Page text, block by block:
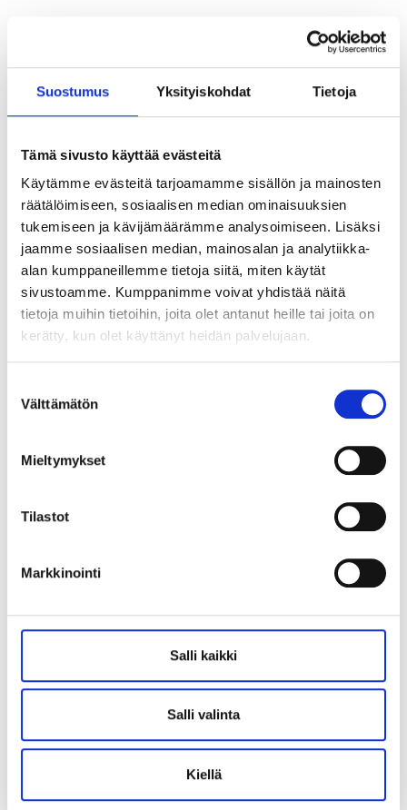
Suostumus Yksityiskohdat Tietoja
Tämä sivusto käyttää evästeitä
Käytämme evästeitä tarjoamamme sisällön ja mainosten
räätälöimiseen, sosiaalisen median ominaisuuksien
tukemiseen ja kävijämäärämme analysoimiseen. Lisäksi
jaamme sosiaalisen median, mainosalan ja analytiikka-
alan kumppaneillemme tietoja siitä, miten käytät
sivustoamme. Kumppanimme voivat yhdistää näitä
tietoja muihin tietoihin, joita olet antanut heille tai joita on
kerätty, kun olet käyttänyt heidän palvelujaan.
valinta
Välttämätön
Mieltymykset
Tilastot
Markkinointi
Salli kaikki
Salli valinta
Kiellä
ABC'd?
Säännöt
Lataa video täältä
Teams
Supervisors
Suurlähettilään puhe